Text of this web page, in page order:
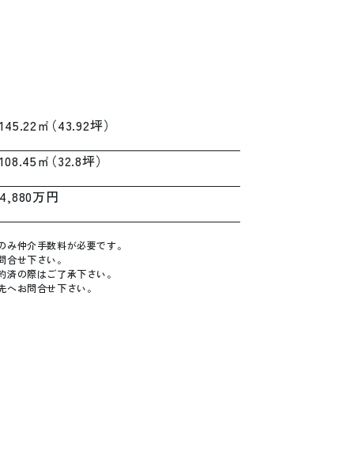
145.22㎡（43.92坪）
108.45㎡（32.8坪）
4,880万円
み仲介手数料が必要です。
合せ下さい。
済の際はご了承下さい。
へお問合せ下さい。